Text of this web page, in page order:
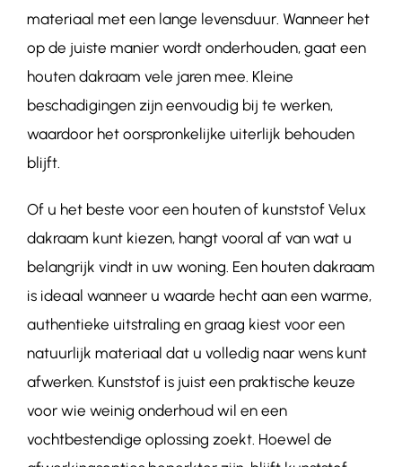
materiaal met een lange levensduur. Wanneer het
op de juiste manier wordt onderhouden, gaat een
houten dakraam vele jaren mee. Kleine
beschadigingen zijn eenvoudig bij te werken,
waardoor het oorspronkelijke uiterlijk behouden
blijft.
Of u het beste voor een houten of kunststof Velux
dakraam kunt kiezen, hangt vooral af van wat u
belangrijk vindt in uw woning. Een houten dakraam
is ideaal wanneer u waarde hecht aan een warme,
authentieke uitstraling en graag kiest voor een
natuurlijk materiaal dat u volledig naar wens kunt
afwerken. Kunststof is juist een praktische keuze
voor wie weinig onderhoud wil en een
vochtbestendige oplossing zoekt. Hoewel de